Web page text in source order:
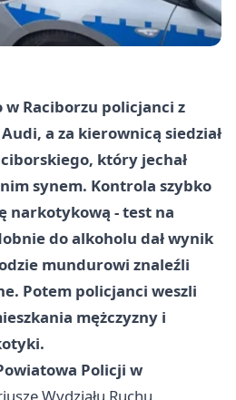
w Raciborzu policjanci z
a za kierownicą siedział
który jechał
synem. Kontrola szybko
narkotykową - test na
do alkoholu dał wynik
mundurowi znaleźli
Potem policjanci weszli
mężczyzny i
Policji w